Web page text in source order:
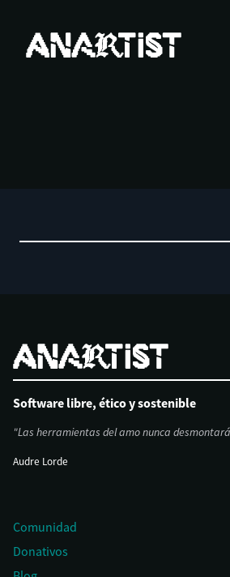
Software libre, ético y sostenible
"Las herramientas del amo nunca
Audre Lorde
Comunidad
Donativos